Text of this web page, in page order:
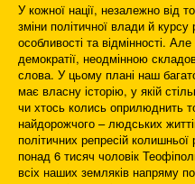
У кожної нації, незалежно від
зміни політичної влади й
особливості та відмінності.
демократії, неодмінною
слова. У цьому плані наш
має власну історію, у якій
чи хтось колись оприлюднить
найдорожчого – людських
політичних репресій
понад 6 тисяч чоловік
всіх наших земляків напряму